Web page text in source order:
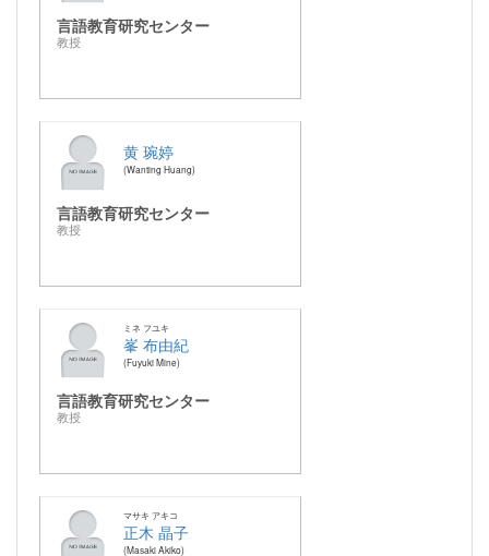
言語教育研究センター
教授
黄 琬婷
Wanting Huang
言語教育研究センター
教授
ミネ フユキ
峯 布由紀
Fuyuki Mine
言語教育研究センター
教授
マサキ アキコ
正木 晶子
Masaki Akiko